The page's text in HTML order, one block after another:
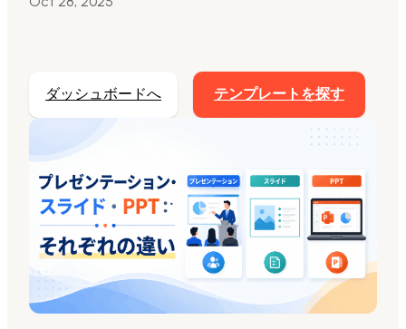
Presenti AI
AI PPT作成ツール、Gammaの代替
Presenti AI SDK
Presenti AIをサイトやアプリに導入
ダッシュボードへ テンプレートを探す